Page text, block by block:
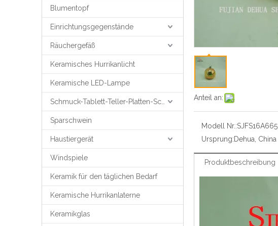
Blumentopf
Einrichtungsgegenstände
Räuchergefäß
Keramisches Hurrikanlicht
Keramische LED-Lampe
Sparschwein
Haustiergerät
Windspiele
Keramik für den täglichen Bedarf
Keramische Hurrikanlaterne
Keramikglas
Anteil an:
Modell Nr.:SJFS16A665
Ursprung:Dehua, China
Produktbeschreibung